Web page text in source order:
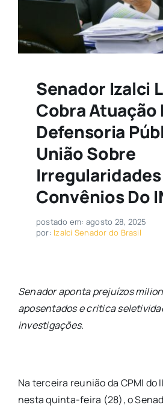
Senador Izalci
Cobra Atuação
Defensoria
União Sobre
Irregularidades
Convênios Do
postado em: agosto 28, 2025
por: Izalci Senador do Brasil
Senador aponta prejuízos
aposentados e critica
investigações.
Na terceira reunião da CPMI do
nesta quinta-feira (28), o